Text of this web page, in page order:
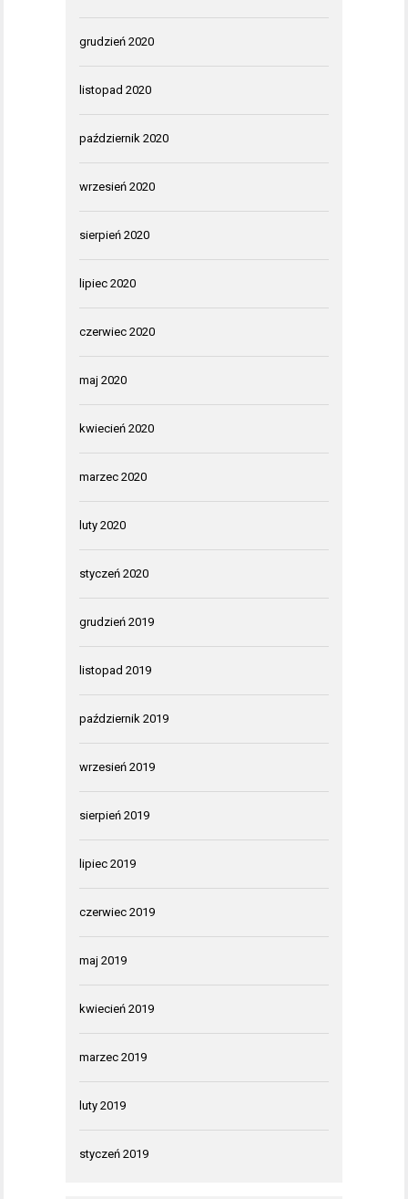
grudzień 2020
listopad 2020
październik 2020
wrzesień 2020
sierpień 2020
lipiec 2020
czerwiec 2020
maj 2020
kwiecień 2020
marzec 2020
luty 2020
styczeń 2020
grudzień 2019
listopad 2019
październik 2019
wrzesień 2019
sierpień 2019
lipiec 2019
czerwiec 2019
maj 2019
kwiecień 2019
marzec 2019
luty 2019
styczeń 2019